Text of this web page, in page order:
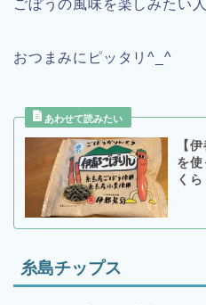
ごぼうの風味を楽しみたい
おつまみにピッタリ^_^
【
を
くら
糸島チップス